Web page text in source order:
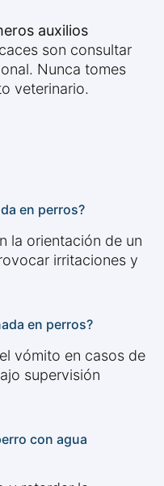
auxilios
son consultar
Nunca tomes
veterinario.
en perros?
la orientación de un
irritaciones y
en perros?
vómito en casos de
supervisión
con agua